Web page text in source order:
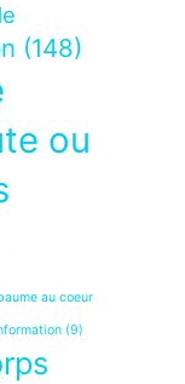
(148)
ou
au coeur
(9)